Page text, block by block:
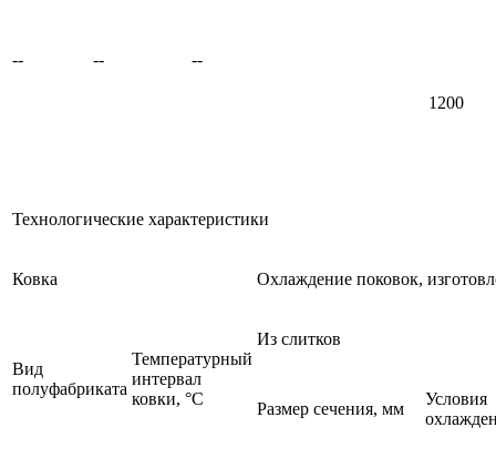
-- -- --
1200
Технологические характеристики
Ковка Охлаждение поковок,
Вид
полуфабриката
Температурный
интервал
ковки, °C
Из слитков
Размер сечения, мм
Условия